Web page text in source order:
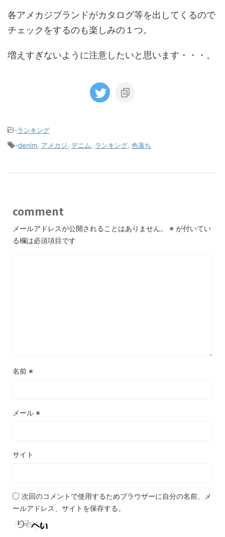
各アメカジブランドがカタログ等を出してくるので
チェックをするのも楽しみの１つ。
増えすぎないように注意したいと思います・・・。
-ランキング
-denim アメカジ デニム ランキング 色落ち
comment
メールアドレスが公開されることはありません。 ※ が付いてい
る欄は必須項目です
名前 ※
メール ※
サイト
次回のコメントで使用するためブラウザーに自分の名前、メ
ールアドレス、サイトを保存する。